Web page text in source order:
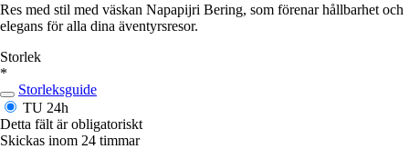
Res med stil med väskan Napapijri Bering, som förenar hållbarhet och
elegans för alla dina äventyrsresor.
Storlek
*
Storleksguide
TU 24h
Detta fält är obligatoriskt
Skickas inom 24 timmar